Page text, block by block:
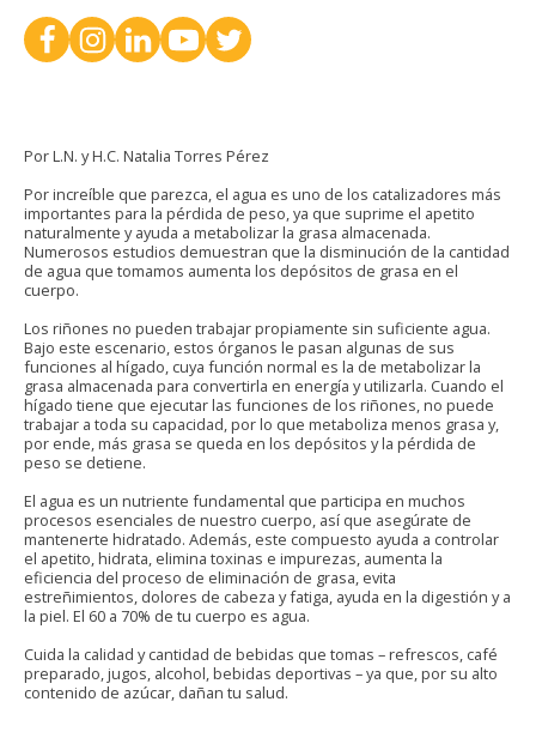
Por L.N. y H.C. Natalia Torres Pérez
Por increíble que parezca, el agua es uno de los catalizadores más
importantes para la pérdida de peso, ya que suprime el apetito
naturalmente y ayuda a metabolizar la grasa almacenada.
Numerosos estudios demuestran que la disminución de la cantidad
de agua que tomamos aumenta los depósitos de grasa en el
cuerpo.
Los riñones no pueden trabajar propiamente sin suficiente agua.
Bajo este escenario, estos órganos le pasan algunas de sus
funciones al hígado, cuya función normal es la de metabolizar la
grasa almacenada para convertirla en energía y utilizarla. Cuando el
hígado tiene que ejecutar las funciones de los riñones, no puede
trabajar a toda su capacidad, por lo que metaboliza menos grasa y,
por ende, más grasa se queda en los depósitos y la pérdida de
peso se detiene.
El agua es un nutriente fundamental que participa en muchos
procesos esenciales de nuestro cuerpo, así que asegúrate de
mantenerte hidratado. Además, este compuesto ayuda a controlar
el apetito, hidrata, elimina toxinas e impurezas, aumenta la
eficiencia del proceso de eliminación de grasa, evita
estreñimientos, dolores de cabeza y fatiga, ayuda en la digestión y a
la piel. El 60 a 70% de tu cuerpo es agua.
Cuida la calidad y cantidad de bebidas que tomas – refrescos, café
preparado, jugos, alcohol, bebidas deportivas – ya que, por su alto
contenido de azúcar, dañan tu salud.